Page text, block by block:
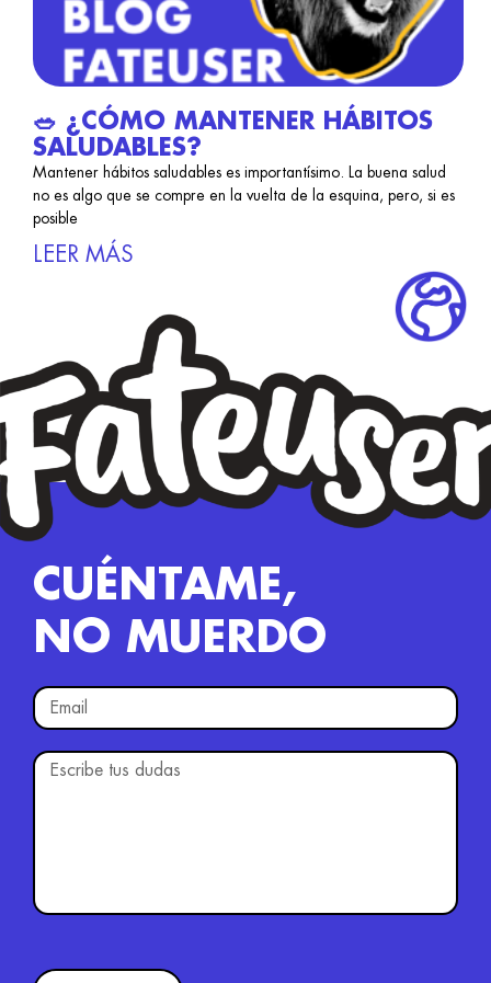
🥗 ¿CÓMO MANTENER HÁBITOS
SALUDABLES?
Mantener hábitos saludables es importantísimo. La buena salud
no es algo que se compre en la vuelta de la esquina, pero, si es
posible
LEER MÁS
CUÉNTAME,
NO MUERDO